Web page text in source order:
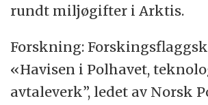
rundt miljøgifter i Arktis.
Forskning:
«Havisen i Polhavet,
avtaleverk”, ledet av Norsk